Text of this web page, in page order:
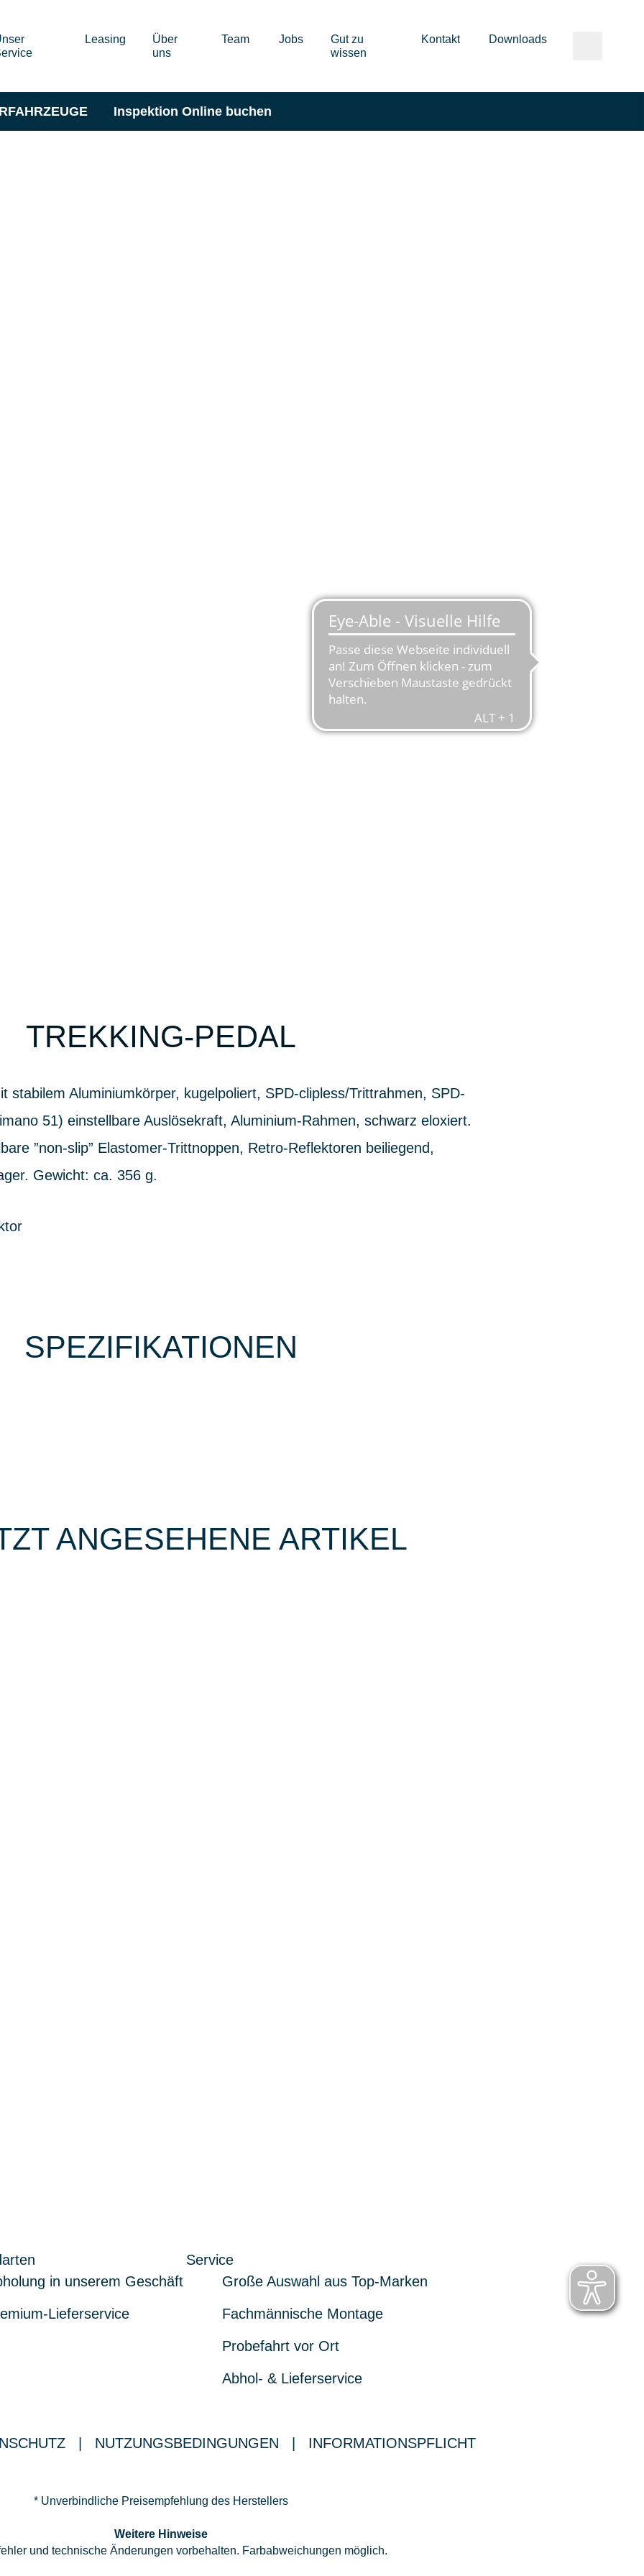
Leasing
Über
uns
Team Jobs
Gut zu
wissen
Kontakt Downloads
Inspektion Online buchen
TREKKING-PEDAL
stabilem Aluminiumkörper, kugelpoliert, SPD-clipless/Trittrahmen, SPD-
51) einstellbare Auslösekraft, Aluminium-Rahmen, schwarz eloxiert.
”non-slip” Elastomer-Trittnoppen, Retro-Reflektoren beiliegend,
Gewicht: ca. 356 g.
SPEZIFIKATIONEN
ANGESEHENE ARTIKEL
in unserem Geschäft
Lieferservice
Service
Große Auswahl aus Top-Marken
Fachmännische Montage
Probefahrt vor Ort
Abhol- & Lieferservice
NUTZUNGSBEDINGUNGEN INFORMATIONSPFLICHT
* Unverbindliche Preisempfehlung des Herstellers
Weitere Hinweise
und technische Änderungen vorbehalten. Farbabweichungen möglich.